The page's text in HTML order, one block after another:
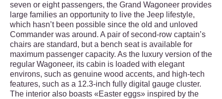
seven or eight passengers, the Grand Wagoneer provides
large families an opportunity to live the Jeep lifestyle,
which hasn’t been possible since the old and unloved
Commander was around. A pair of second-row captain’s
chairs are standard, but a bench seat is available for
maximum passenger capacity. As the luxury version of the
regular Wagoneer, its cabin is loaded with elegant
environs, such as genuine wood accents, and high-tech
features, such as a 12.3-inch fully digital gauge cluster.
The interior also boasts «Easter eggs» inspired by the